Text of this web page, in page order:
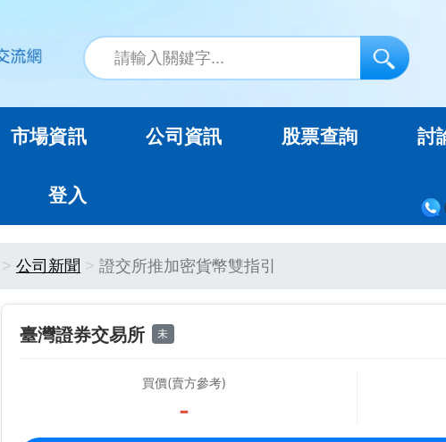
市場資訊 公司資訊 股票查詢 討
登入
公司新聞 證交所推加密貨幣雙指引
臺灣證券交易所 未
買價(賣方參考)
-